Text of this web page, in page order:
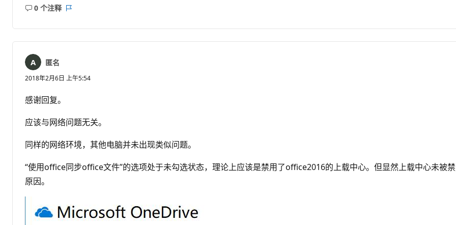
0 个注释
无
匿名
2018年2月6日 上午5:54
感谢回复。
应该与网络问题无关。
同样的网络环境，其他电脑并未出现类似问题。
“使用office同步office文件”的选项处于未勾选状态，理论上应该是禁用了office2016的上载中心。但显然上载中心未被
原因。